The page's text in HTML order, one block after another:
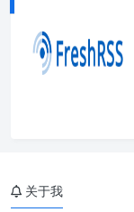
关于我